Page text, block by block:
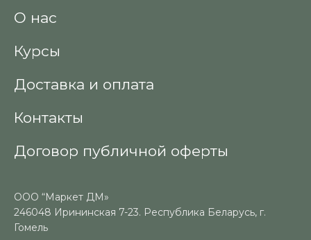
О нас
Курсы
Доставка и оплата
Контакты
Договор публичной оферты
ООО “Маркет ДМ»
246048 Ирининская 7-23. Республика Беларусь, г.
Гомель